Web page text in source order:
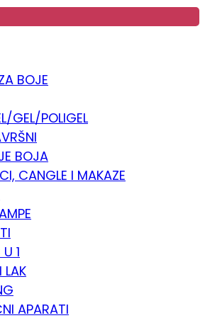
BOJE
GEL/POLIGEL
BOJA
CANGLE I MAKAZE
1
LAK
APARATI